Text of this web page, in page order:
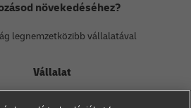
növekedéséhez?
legnemzetközibb vállalatával
Vállalat